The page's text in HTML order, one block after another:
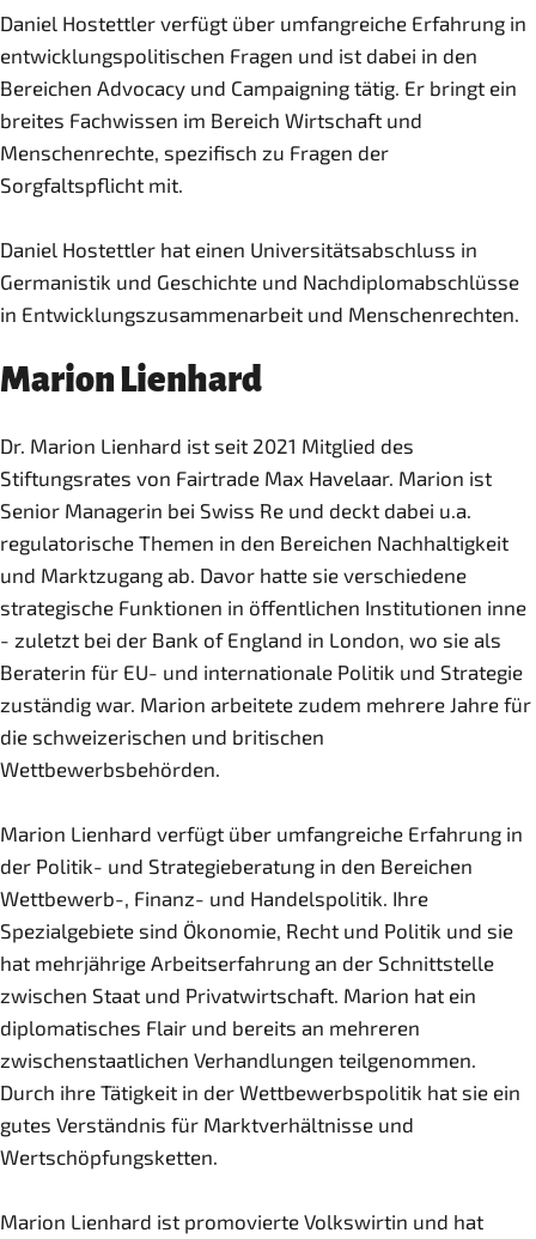
Daniel Hostettler verfügt über umfangreiche Erfahrung in
entwicklungspolitischen Fragen und ist dabei in den
Bereichen Advocacy und Campaigning tätig. Er bringt ein
breites Fachwissen im Bereich Wirtschaft und
Menschenrechte, spezifisch zu Fragen der
Sorgfaltspflicht mit.
Daniel Hostettler hat einen Universitätsabschluss in
Germanistik und Geschichte und Nachdiplomabschlüsse
in Entwicklungszusammenarbeit und Menschenrechten.
Marion Lienhard
Dr. Marion Lienhard ist seit 2021 Mitglied des
Stiftungsrates von Fairtrade Max Havelaar. Marion ist
Senior Managerin bei Swiss Re und deckt dabei u.a.
regulatorische Themen in den Bereichen Nachhaltigkeit
und Marktzugang ab. Davor hatte sie verschiedene
strategische Funktionen in öffentlichen Institutionen inne
- zuletzt bei der Bank of England in London, wo sie als
Beraterin für EU- und internationale Politik und Strategie
zuständig war. Marion arbeitete zudem mehrere Jahre für
die schweizerischen und britischen
Wettbewerbsbehörden.
Marion Lienhard verfügt über umfangreiche Erfahrung in
der Politik- und Strategieberatung in den Bereichen
Wettbewerb-, Finanz- und Handelspolitik. Ihre
Spezialgebiete sind Ökonomie, Recht und Politik und sie
hat mehrjährige Arbeitserfahrung an der Schnittstelle
zwischen Staat und Privatwirtschaft. Marion hat ein
diplomatisches Flair und bereits an mehreren
zwischenstaatlichen Verhandlungen teilgenommen.
Durch ihre Tätigkeit in der Wettbewerbspolitik hat sie ein
gutes Verständnis für Marktverhältnisse und
Wertschöpfungsketten.
Marion Lienhard ist promovierte Volkswirtin und hat